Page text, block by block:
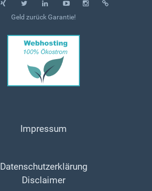
Geld zurück Garantie!
Impressum
Datenschutzerklärung
Disclaimer